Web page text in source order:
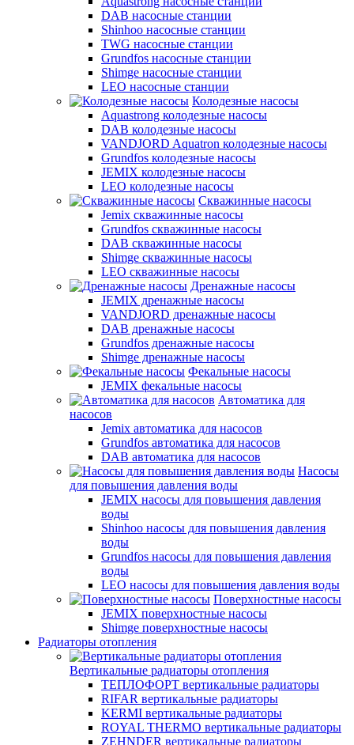
DAB насосные станции
Shinhoo насосные станции
TWG насосные станции
Grundfos насосные станции
Shimge насосные станции
LEO насосные станции
Колодезные насосы
Aquastrong колодезные насосы
DAB колодезные насосы
VANDJORD Aquatron колодезные насосы
Grundfos колодезные насосы
JEMIX колодезные насосы
LEO колодезные насосы
Скважинные насосы
Jemix cкважинные насосы
Grundfos скважинные насосы
DAB скважинные насосы
Shimge скважинные насосы
LEO скважинные насосы
Дренажные насосы
JEMIX дренажные насосы
VANDJORD дренажные насосы
DAB дренажные насосы
Grundfos дренажные насосы
Shimge дренажные насосы
Фекальные насосы
JEMIX фекальные насосы
Автоматика для
насосов
Jemix автоматика для насосов
Grundfos автоматика для насосов
DAB автоматика для насосов
Насосы
для повышения давления воды
JEMIX насосы для повышения давления
воды
Shinhoo насосы для повышения давления
воды
Grundfos насосы для повышения давления
воды
LEO насосы для повышения давления воды
Поверхностные насосы
JEMIX поверхностные насосы
Shimge поверхностные насосы
Радиаторы отопления
Вертикальные радиаторы отопления
ТЕПЛОФОРТ вертикальные радиаторы
RIFAR вертикальные радиаторы
KERMI вертикальные радиаторы
ROYAL THERMO вертикальные радиаторы
ZEHNDER вертикальные радиаторы